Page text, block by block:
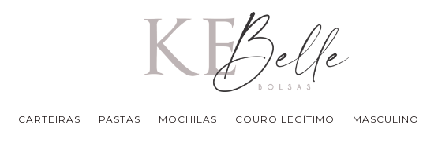
CARTEIRAS PASTAS MOCHILAS COURO LEGÍTIMO MASCULINO